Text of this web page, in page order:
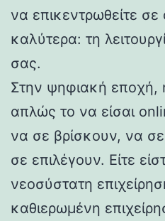
να επικεντρωθείτε
καλύτερα: τη
σας.
Στην ψηφιακή εποχή,
απλώς το να είσαι
να σε βρίσκουν, να
σε επιλέγουν. Είτε
νεοσύστατη
καθιερωμένη